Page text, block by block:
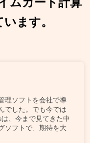
ます。
理ソフトを会社で導
でした。でも今では
、今まで見てきた中
ソフトで、期待を大